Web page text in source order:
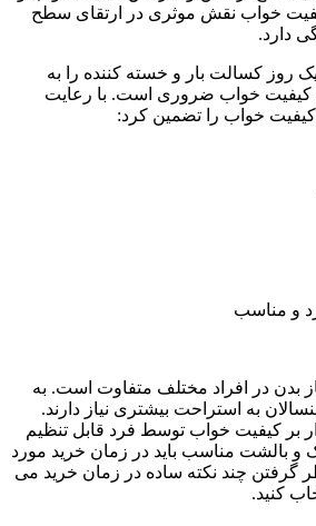
خواب نقش موثری در ارتقای سطح
دارد.
کسالت بار و خسته کننده را به
کیفیت خواب ضروری است. با رعایت
خواب را تضمین کرد:
و مناسب
بدن در افراد مختلف متفاوت است. به
به استراحت بیشتری نیاز دارند.
بر کیفیت خواب توسط فرد قابل تنظیم
و بالشت مناسب باید در زمان خرید مورد
گرفتن چند نکته ساده در زمان خرید می
کنید.